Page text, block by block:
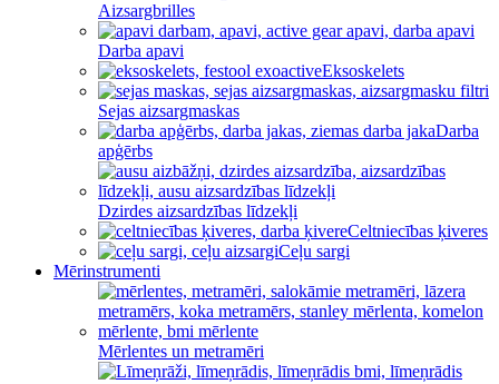
Aizsargbrilles
Darba apavi
Eksoskelets
Sejas aizsargmaskas
Darba
apģērbs
Dzirdes aizsardzības līdzekļi
Celtniecības ķiveres
Ceļu sargi
Mērinstrumenti
Mērlentes un metramēri